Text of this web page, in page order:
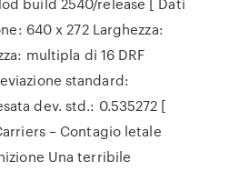
640 x 272 Larghezza:
multipla di 16 DRF
standard:
dev. std.: 0.535272 [
– Contagio letale
Una terribile